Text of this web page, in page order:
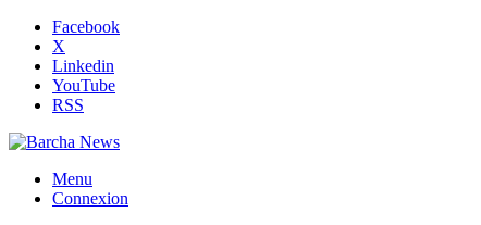
Facebook
X
Linkedin
YouTube
RSS
Menu
Connexion